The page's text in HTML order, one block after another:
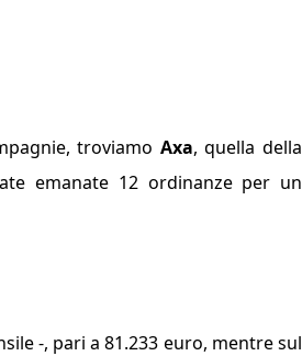
troviamo Axa, quella della
emanate 12 ordinanze per un
-, pari a 81.233 euro, mentre sul